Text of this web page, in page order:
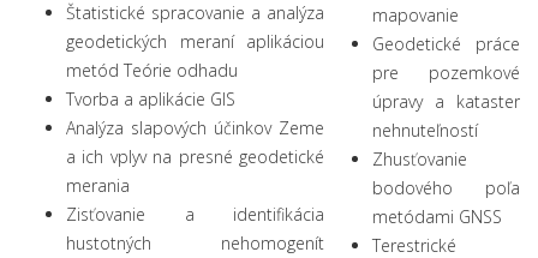
Štatistické spracovanie a analýza
geodetických meraní aplikáciou
metód Teórie odhadu
Tvorba a aplikácie GIS
Analýza slapových účinkov Zeme
a ich vplyv na presné geodetické
merania
Zisťovanie a identifikácia
hustotných nehomogenít
mapovanie
Geodetické práce
pre pozemkové
úpravy a kataster
nehnuteľností
Zhusťovanie
bodového poľa
metódami GNSS
Terestrické